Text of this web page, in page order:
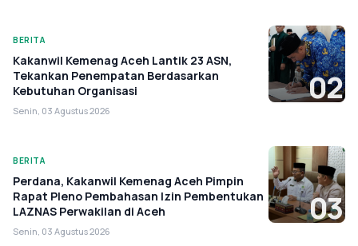
BERITA
Kakanwil Kemenag Aceh Lantik 23 ASN,
Tekankan Penempatan Berdasarkan
Kebutuhan Organisasi
Senin, 03 Agustus 2026
02
BERITA
Perdana, Kakanwil Kemenag Aceh Pimpin
Rapat Pleno Pembahasan Izin Pembentukan
LAZNAS Perwakilan di Aceh
Senin, 03 Agustus 2026
03